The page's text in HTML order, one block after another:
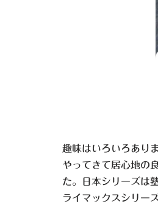
趣味はいろいろあり
やってきて居心地の
た。日本シリーズは
ライマックスシリー